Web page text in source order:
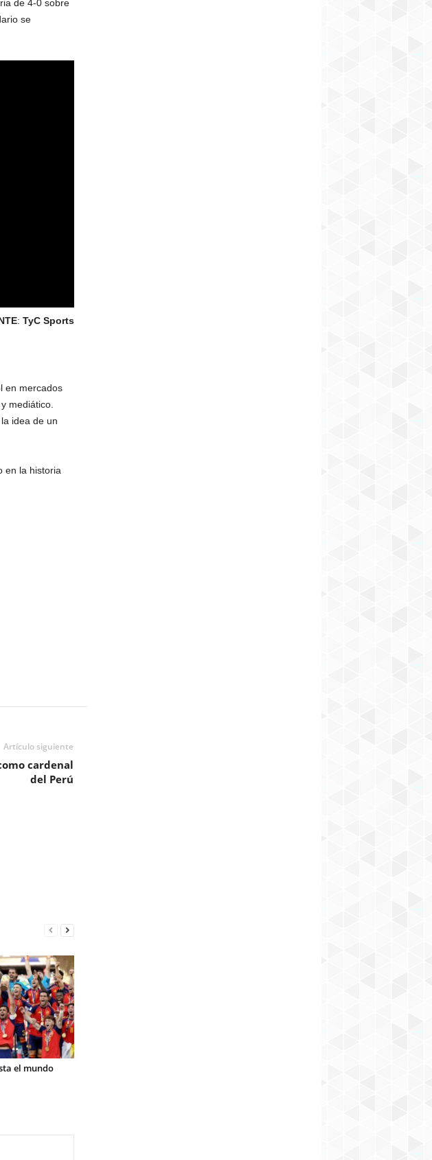
de 4-0 sobre
se
: TyC Sports
en mercados
mediático.
idea de un
en la historia
Artículo siguiente
cardenal
del Perú
el mundo